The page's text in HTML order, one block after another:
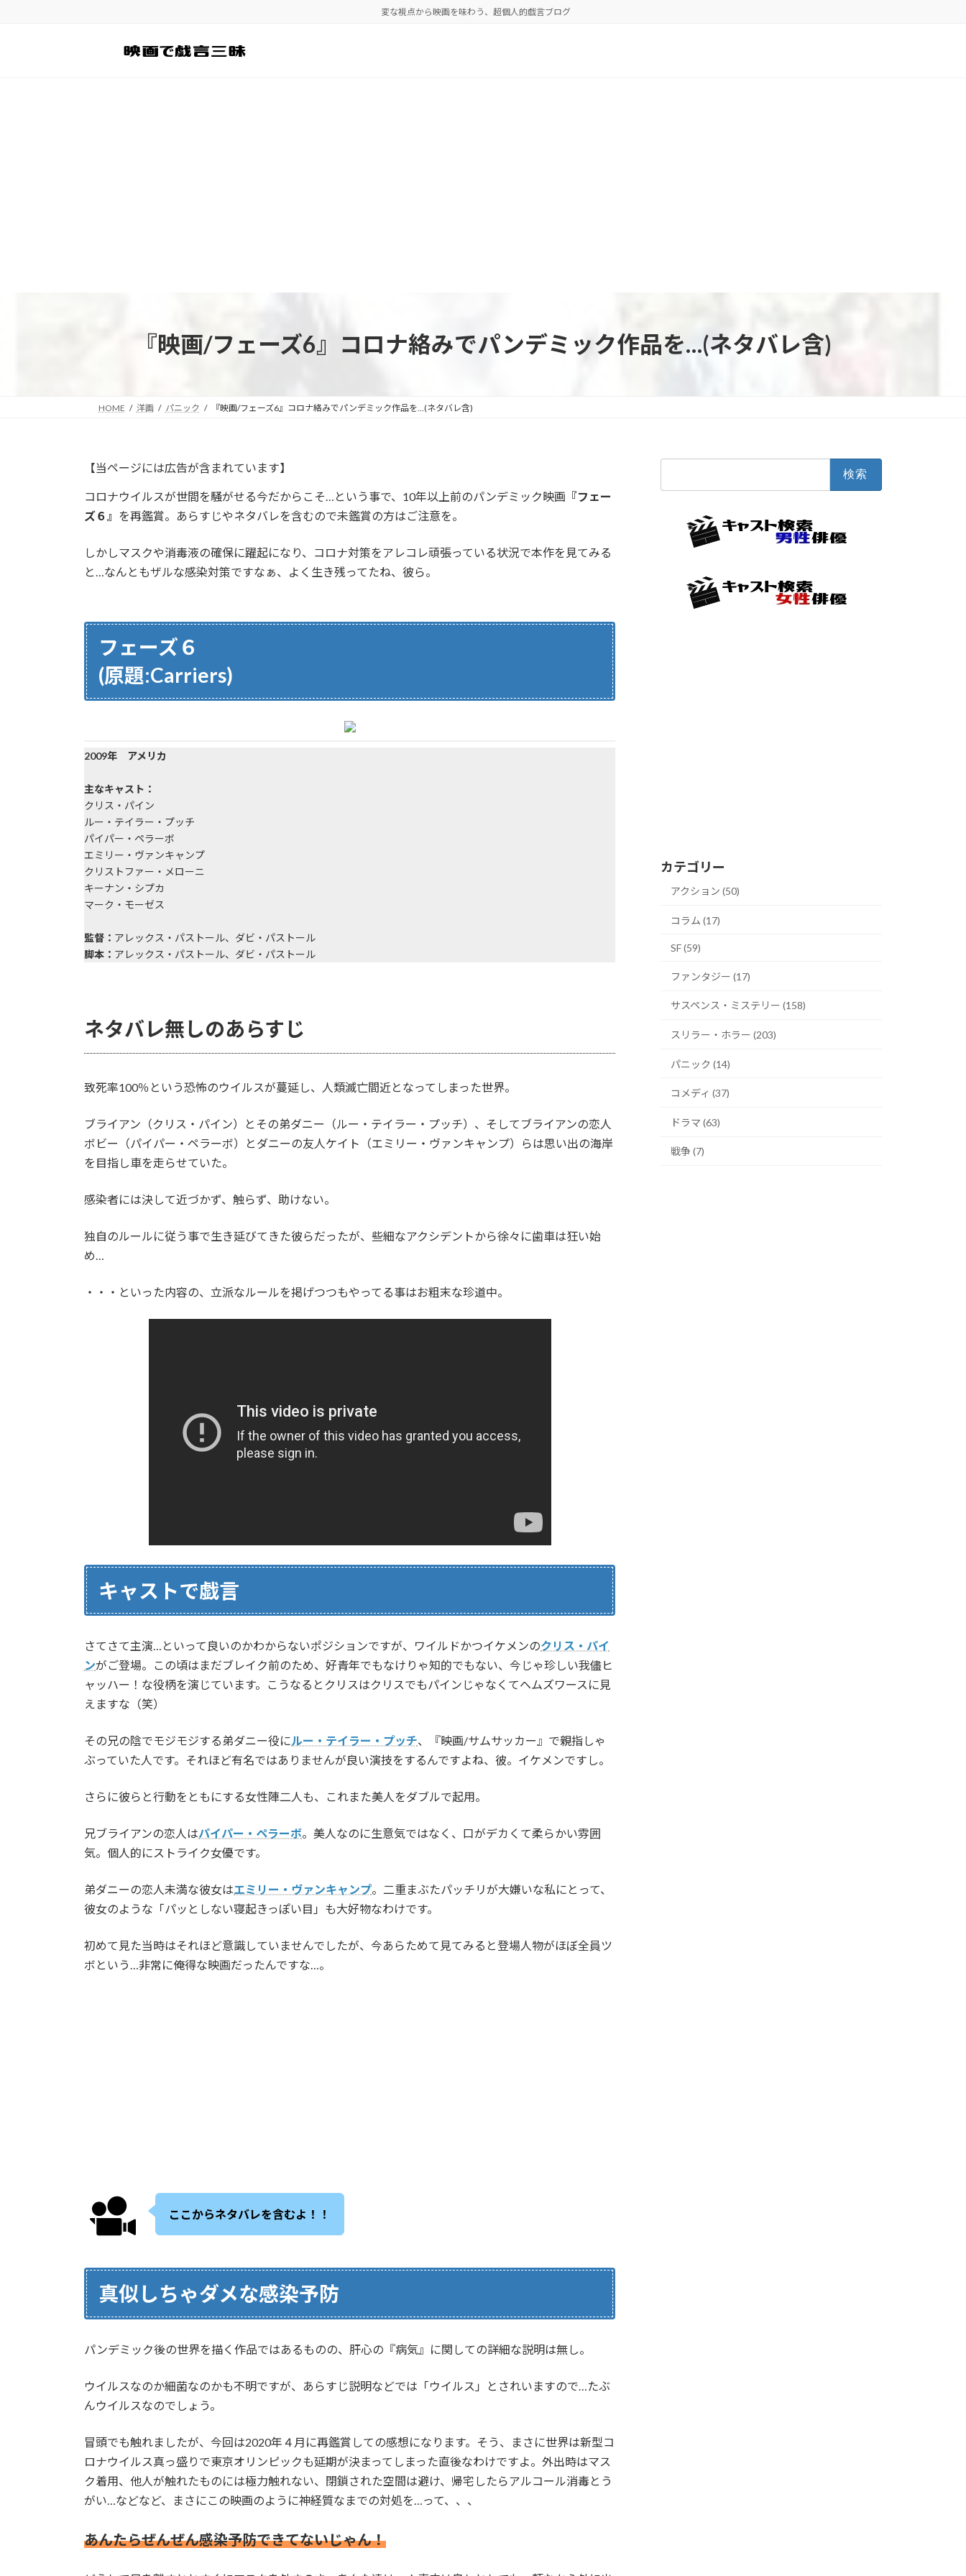
変な視点から映画を味わう、超個人的戯言ブログ
『映画/フェーズ6』コロナ絡みでパンデミック作品を…(ネタバレ含)
HOME 洋画 パニック 『映画/フェーズ6』コロナ絡みでパンデミック作品を…(ネタバレ含)
【当ページには広告が含まれています】
コロナウイルスが世間を騒がせる今だからこそ…という事で、10年以上前のパンデミック映画 『フェー
ズ６』 を再鑑賞。あらすじやネタバレを含むので未鑑賞の方はご注意を。
しかしマスクや消毒液の確保に躍起になり、コロナ対策をアレコレ頑張っている状況で本作を見てみる
と…なんともザルな感染対策ですなぁ、よく生き残ってたね、彼ら。
フェーズ６
(原題:Carriers)
2009年 アメリカ
主なキャスト：
クリス・パイン
ルー・テイラー・プッチ
パイパー・ペラーボ
エミリー・ヴァンキャンプ
クリストファー・メローニ
キーナン・シプカ
マーク・モーゼス
監督： アレックス・パストール、ダビ・パストール
脚本： アレックス・パストール、ダビ・パストール
ネタバレ無しのあらすじ
致死率100％という恐怖のウイルスが蔓延し、人類滅亡間近となってしまった世界。
ブライアン（クリス・パイン）とその弟ダニー（ルー・テイラー・プッチ）、そしてブライアンの恋人
ボビー（パイパー・ペラーボ）とダニーの友人ケイト（エミリー・ヴァンキャンプ）らは思い出の海岸
を目指し車を走らせていた。
感染者には決して近づかず、触らず、助けない。
独自のルールに従う事で生き延びてきた彼らだったが、些細なアクシデントから徐々に歯車は狂い始
め…
・・・といった内容の、立派なルールを掲げつつもやってる事はお粗末な珍道中。
キャストで戯言
さてさて主演…といって良いのかわからないポジションですが、ワイルドかつイケメンのクリス・パイ
ンがご登場。この頃はまだブレイク前のため、好青年でもなけりゃ知的でもない、今じゃ珍しい我儘ヒ
ャッハー！な役柄を演じています。こうなるとクリスはクリスでもパインじゃなくてヘムズワースに見
えますな（笑）
その兄の陰でモジモジする弟ダニー役にルー・テイラー・プッチ、『映画/サムサッカー』で親指しゃ
ぶっていた人です。それほど有名ではありませんが良い演技をするんですよね、彼。イケメンですし。
さらに彼らと行動をともにする女性陣二人も、これまた美人をダブルで起用。
兄ブライアンの恋人はパイパー・ペラーボ。美人なのに生意気ではなく、口がデカくて柔らかい雰囲
気。個人的にストライク女優です。
弟ダニーの恋人未満な彼女はエミリー・ヴァンキャンプ。二重まぶたパッチリが大嫌いな私にとって、
彼女のような「パッとしない寝起きっぽい目」も大好物なわけです。
初めて見た当時はそれほど意識していませんでしたが、今あらためて見てみると登場人物がほぼ全員ツ
ボという…非常に俺得な映画だったんですな…。
ここからネタバレを含むよ！！
真似しちゃダメな感染予防
パンデミック後の世界を描く作品ではあるものの、肝心の『病気』に関しての詳細な説明は無し。
ウイルスなのか細菌なのかも不明ですが、あらすじ説明などでは「ウイルス」とされいますので…たぶ
んウイルスなのでしょう。
冒頭でも触れましたが、今回は2020年４月に再鑑賞しての感想になります。そう、まさに世界は新型コ
ロナウイルス真っ盛りで東京オリンピックも延期が決まってしまった直後なわけですよ。外出時はマス
ク着用、他人が触れたものには極力触れない、閉鎖された空間は避け、帰宅したらアルコール消毒とう
がい…などなど、まさにこの映画のように神経質なまでの対処を…って、、、
あんたらぜんぜん感染予防できてないじゃん！
カテゴリー
アクション (50)
コラム (17)
SF (59)
ファンタジー (17)
サスペンス・ミステリー (158)
スリラー・ホラー (203)
パニック (14)
コメディ (37)
ドラマ (63)
戦争 (7)